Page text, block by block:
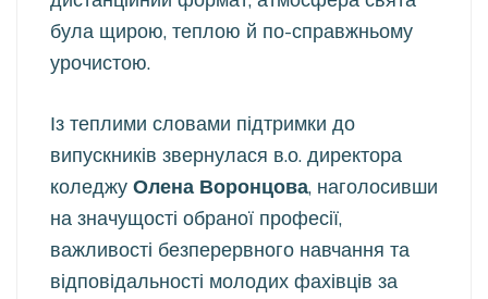
була щирою, теплою й по-справжньому
урочистою.
Із теплими словами підтримки до
випускників звернулася в.о. директора
коледжу Олена Воронцова, наголосивши
на значущості обраної професії,
важливості безперервного навчання та
відповідальності молодих фахівців за